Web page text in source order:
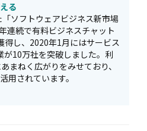
る
ソフトウェアビジネス新市場
連続で有料ビジネスチャット
得し、2020年1月にはサービス
が10万社を突破しました。利
まねく広がりをみせており、
用されています。